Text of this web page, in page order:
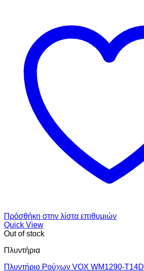
Πρόσθήκη στην λίστα επιθυμιών
Quick View
Out of stock
Πλυντήρια
Πλυντήριο Ρούχων VOX WM1290-T14D